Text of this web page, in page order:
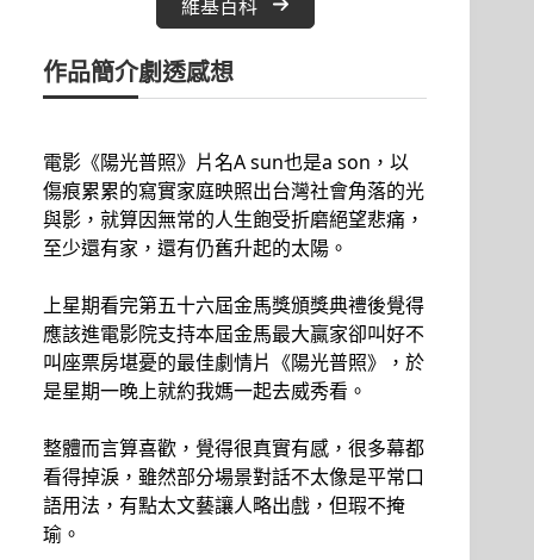
維基百科
作品簡介劇透感想
電影《陽光普照》片名A sun也是a son，以
傷痕累累的寫實家庭映照出台灣社會角落的光
與影，就算因無常的人生飽受折磨絕望悲痛，
至少還有家，還有仍舊升起的太陽。
上星期看完第五十六屆金馬獎頒獎典禮後覺得
應該進電影院支持本屆金馬最大贏家卻叫好不
叫座票房堪憂的最佳劇情片《陽光普照》，於
是星期一晚上就約我媽一起去威秀看。
整體而言算喜歡，覺得很真實有感，很多幕都
看得掉淚，雖然部分場景對話不太像是平常口
語用法，有點太文藝讓人略出戲，但瑕不掩
瑜。